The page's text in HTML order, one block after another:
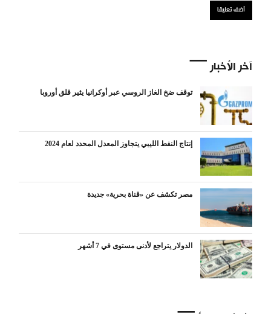
آخر الأخبار
توقف ضخ الغاز الروسي عبر أوكرانيا يثير قلق أوروبا
إنتاج النفط الليبي يتجاوز المعدل المحدد لعام 2024
مصر تكشف عن «قناة بحرية» جديدة
الدولار يتراجع لأدنى مستوى في 7 أشهر